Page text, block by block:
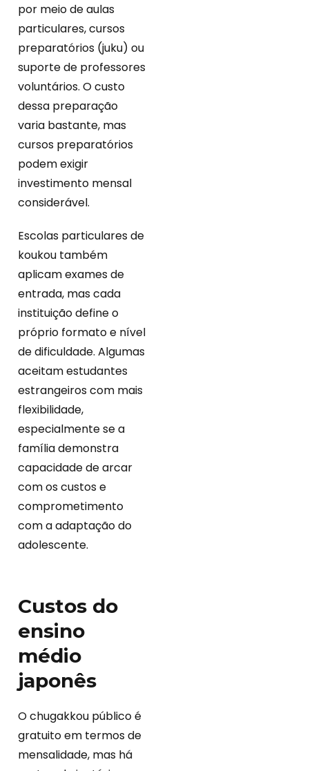
por meio de aulas
particulares, cursos
preparatórios (juku) ou
suporte de professores
voluntários. O custo
dessa preparação
varia bastante, mas
cursos preparatórios
podem exigir
investimento mensal
considerável.
Escolas particulares de
koukou também
aplicam exames de
entrada, mas cada
instituição define o
próprio formato e nível
de dificuldade. Algumas
aceitam estudantes
estrangeiros com mais
flexibilidade,
especialmente se a
família demonstra
capacidade de arcar
com os custos e
comprometimento
com a adaptação do
adolescente.
Custos do
ensino
médio
japonês
O chugakkou público é
gratuito em termos de
mensalidade, mas há